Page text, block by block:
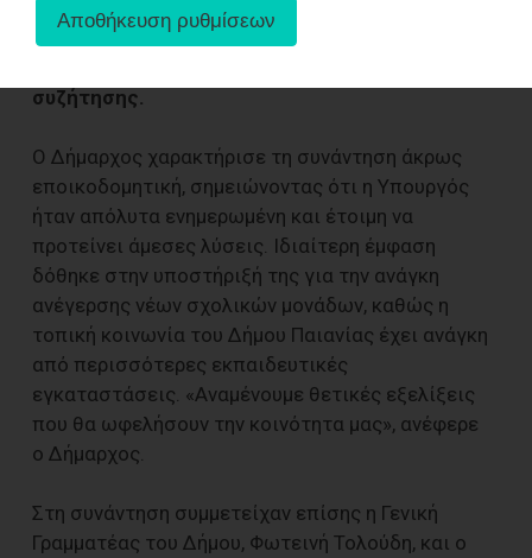
Λίνα Μενδώνη, οι εργασίες για την ανέγερση
του 5ου Δημοτικού Σχολείου και το Σπήλαιο
συζήτησης.
Ο Δήμαρχος χαρακτήρισε τη συνάντηση άκρως
εποικοδομητική, σημειώνοντας ότι η Υπουργός
ήταν απόλυτα ενημερωμένη και έτοιμη να
προτείνει άμεσες λύσεις. Ιδιαίτερη έμφαση
δόθηκε στην υποστήριξή της για την ανάγκη
ανέγερσης νέων σχολικών μονάδων, καθώς η
τοπική κοινωνία του Δήμου Παιανίας έχει ανάγκη
από περισσότερες εκπαιδευτικές
εγκαταστάσεις. «Αναμένουμε θετικές εξελίξεις
που θα ωφελήσουν την κοινότητα μας», ανέφερε
ο Δήμαρχος.
Στη συνάντηση συμμετείχαν επίσης η Γενική
Γραμματέας του Δήμου, Φωτεινή Τολούδη, και ο